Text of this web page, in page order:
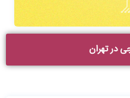
در تهران